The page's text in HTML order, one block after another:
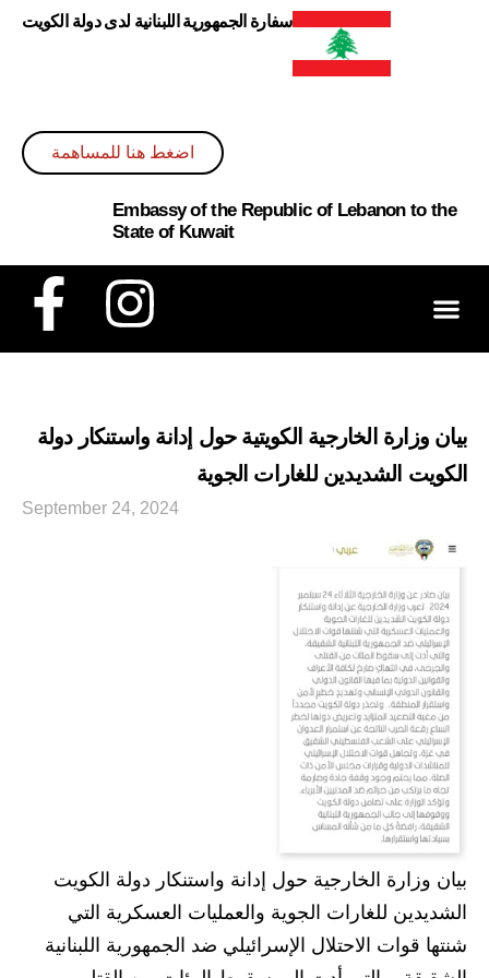
Embassy of the Republic of Lebanon to the
State of Kuwait
اضغط هنا للمساهمة
سفارة الجمهورية اللبنانية لدى دولة الكويت
بيان وزارة الخارجية الكويتية حول إدانة واستنكار دولة
الكويت الشديدين للغارات الجوية
September 24, 2024
بيان وزارة الخارجية حول إدانة واستنكار دولة الكويت
الشديدين للغارات الجوية والعمليات العسكرية التي
شنتها قوات الاحتلال الإسرائيلي ضد الجمهورية اللبنانية